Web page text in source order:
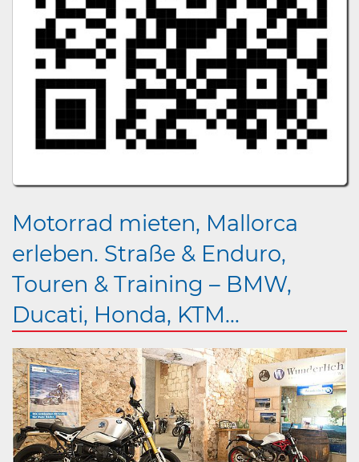
Motorrad mieten, Mallorca
erleben. Straße & Enduro,
Touren & Training – BMW,
Ducati, Honda, KTM...